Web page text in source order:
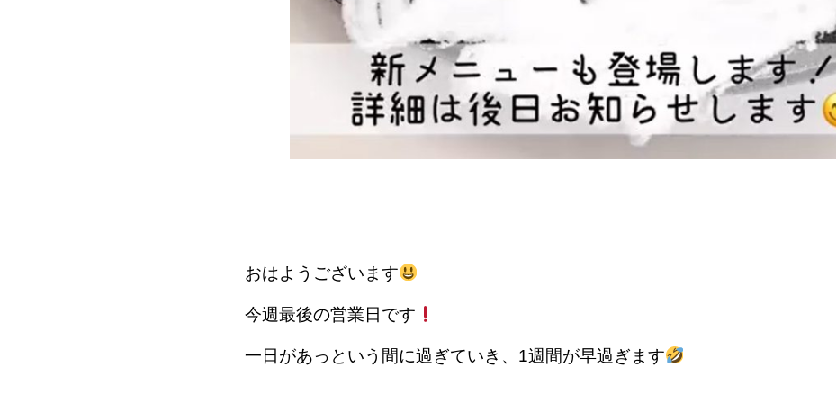
おはようございます
今週最後の営業日です
一日があっという間に過ぎていき、1週間が早過ぎます